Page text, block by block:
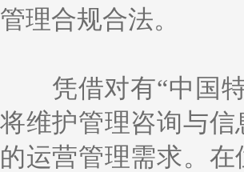
管理合规合法。
凭借对有“中国
将维护管理咨询与
的运营管理需求。